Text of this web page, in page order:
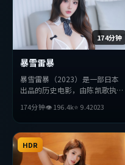
174分钟
暴雪雷暴
暴雪雷暴（2023）是一部日本
出品的历史电影，由陈凯歌执
演。影片在叙事与视听上力求突
破，探讨人性与抉择，节奏张弛
有度，适合喜欢该类型的观众完
整观看。
174分钟👁196.4k⭐ 9.42023
HDR